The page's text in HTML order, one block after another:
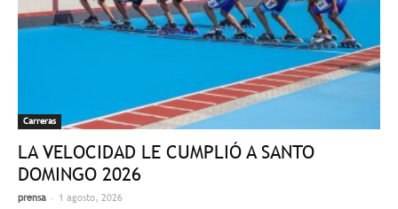
Carreras
LA VELOCIDAD LE CUMPLIÓ A SANTO
DOMINGO 2026
prensa - 1 agosto, 2026